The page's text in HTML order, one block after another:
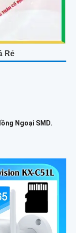
Rẻ
Ngoại SMD.